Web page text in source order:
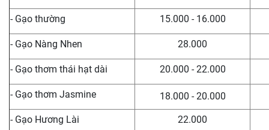
- Gạo thường 15.000 - 16.000
- Gạo Nàng Nhen 28.000
- Gạo thơm thái hạt dài 20.000 - 22.000
- Gạo thơm Jasmine 18.000 - 20.000
- Gạo Hương Lài 22.000